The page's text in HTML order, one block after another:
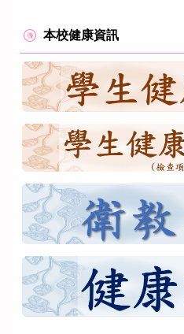
本校健康資訊